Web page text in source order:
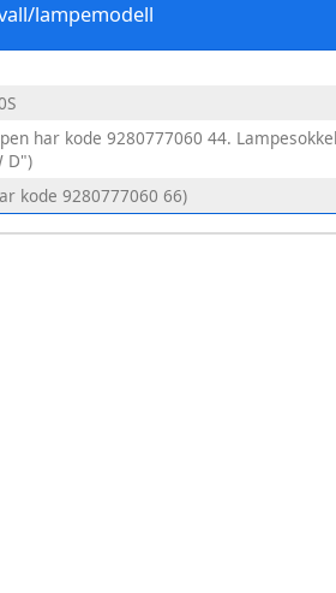
lampemodell
har kode 9280777060 44.
D")
kode 9280777060 66)